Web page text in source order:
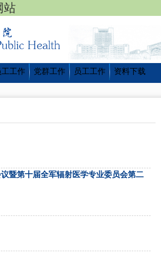
站
工工作 党群工作 员工工作 资料下载
暨第十届全军辐射医学专业委员会第二